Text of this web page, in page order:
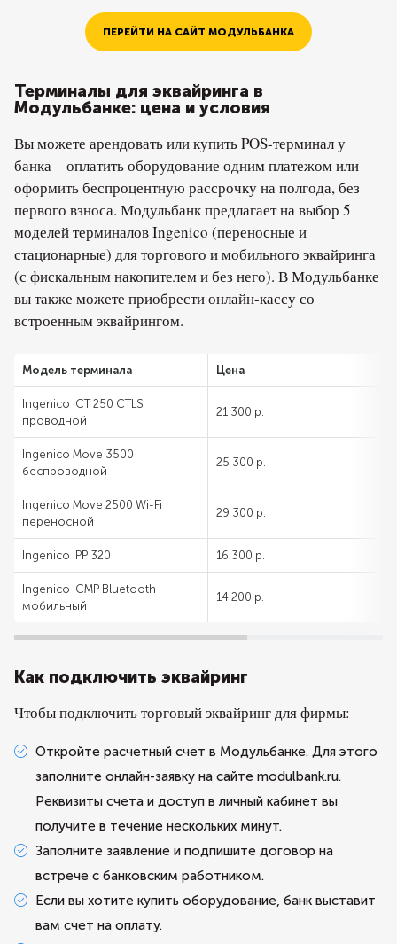
ПЕРЕЙТИ НА САЙТ МОДУЛЬБАНКА
Терминалы для эквайринга в
Модульбанке: цена и условия
Вы можете арендовать или купить POS-терминал у
банка – оплатить оборудование одним платежом или
оформить беспроцентную рассрочку на полгода, без
первого взноса. Модульбанк предлагает на выбор 5
моделей терминалов Ingenico (переносные и
стационарные) для торгового и мобильного эквайринга
(с фискальным накопителем и без него). В Модульбанке
вы также можете приобрести онлайн-кассу со
встроенным эквайрингом.
Модель терминала Цена
Ingenico ICT 250 CTLS
проводной
21 300 р.
Ingenico Move 3500
беспроводной
25 300 р.
Ingenico Move 2500 Wi-Fi
переносной
29 300 р.
Ingenico IPP 320 16 300 р.
Ingenico ICMP Bluetooth
мобильный
14 200 р.
Как подключить эквайринг
Чтобы подключить торговый эквайринг для фирмы:
Откройте расчетный счет в Модульбанке. Для этого
заполните онлайн-заявку на сайте modulbank.ru.
Реквизиты счета и доступ в личный кабинет вы
получите в течение нескольких минут.
Заполните заявление и подпишите договор на
встрече с банковским работником.
Если вы хотите купить оборудование, банк выставит
вам счет на оплату.